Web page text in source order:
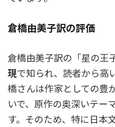
倉橋由美子訳の評価
倉橋由美子訳の「星の王
現で知られ、読者から高
橋さんは作家としての豊
いで、原作の奥深いテー
す。そのため、特に日本